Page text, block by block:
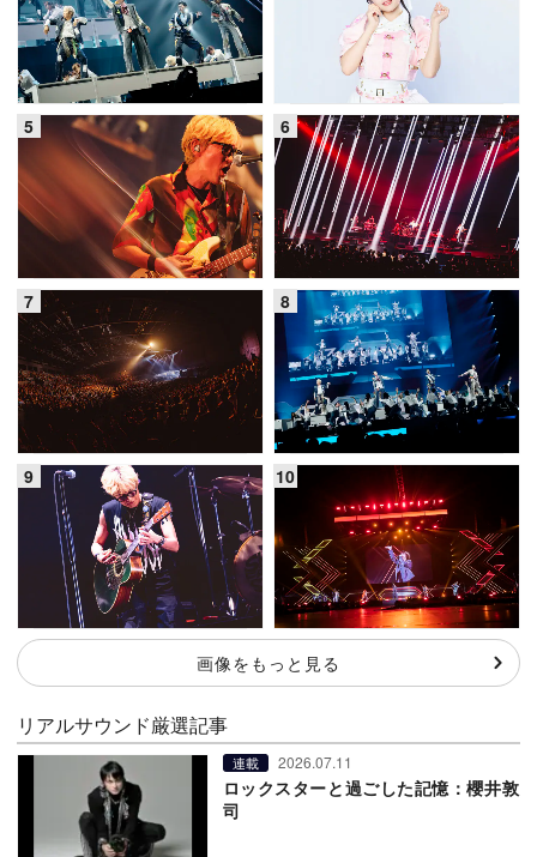
画像をもっと見る
リアルサウンド厳選記事
連載 2026.07.11
ロックスターと過ごした記憶：櫻井敦
司